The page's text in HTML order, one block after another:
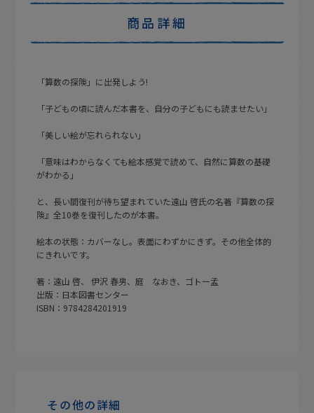
商品詳細
「算数の探険」に出発しよう!
「子どもの頃に読んだ本書を、自分の子どもにも読ませたい」
「美しい絵が忘れられない」
「意味はわからなくても絵本感覚で読めて、自然に算数の基礎
がわかる」
と、長い間復刊が待ち望まれていた遠山 啓氏の名著『算数の探
険』全10巻を復刊したのが本書。
絵本の状態：カバーなし。表面にわずかにきず。その他全体的
にきれいです。
著：遠山 啓、 伊沢 春男、庭 なおき、ゴトー孟
出版：日本図書センター
ISBN：9784284201919
その他の詳細